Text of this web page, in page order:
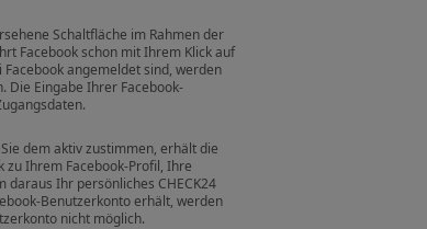
Schaltfläche im Rahmen der
Facebook schon mit Ihrem Klick auf
angemeldet sind, werden
Die Eingabe Ihrer Facebook-
dem aktiv zustimmen, erhält die
zu Ihrem Facebook-Profil, Ihre
daraus Ihr persönliches CHECK24
Benutzerkonto erhält, werden
nicht möglich.